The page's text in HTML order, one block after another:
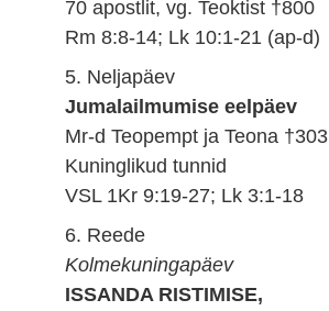
70 apostlit, vg. Teoktist †800
Rm 8:8-14; Lk 10:1-21 (ap-d)
5. Neljapäev
Jumalailmumise eelpäev
Mr-d Teopempt ja Teona †303
Kuninglikud tunnid
VSL 1Kr 9:19-27; Lk 3:1-18
6. Reede
Kolmekuningapäev
ISSANDA RISTIMISE,